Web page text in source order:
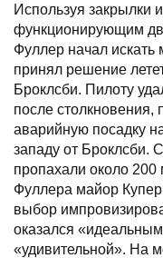
Используя закрылки
функционирующим
Фуллер начал искать
принял решение
Броклсби. Пилоту
после
аварийную посадку
западу от Броклсби.
пропахали около 200
Фуллера майор
выбор
оказался
«удивительной». На